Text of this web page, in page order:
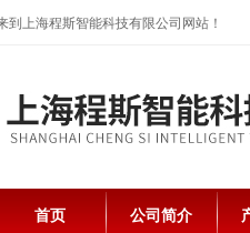
到上海程斯智能科技有限公司网站！
首页 公司简介